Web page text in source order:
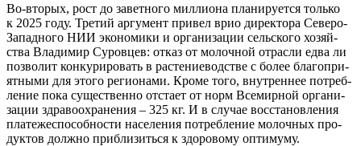
Во-вто­рых, рост до завет­но­го мил­ли­о­на пла­ни­ру­ет­ся толь­ко
к 2025 году. Тре­тий аргу­мент при­вел врио дирек­то­ра Севе­ро-
Запад­но­го НИИ эко­но­ми­ки и орга­ни­за­ции сель­ско­го хозяй­
ства Вла­ди­мир Суров­цев: отказ от молоч­ной отрас­ли едва ли
поз­во­лит кон­ку­ри­ро­вать в рас­те­ние­вод­стве с более бла­го­при­
ят­ны­ми для это­го реги­о­на­ми. Кро­ме того, внут­рен­нее потреб­
ле­ние пока суще­ствен­но отста­ет от норм Все­мир­ной орга­ни­
за­ции здра­во­охра­не­ния – 325 кг. И в слу­чае вос­ста­нов­ле­ния
пла­те­же­спо­соб­но­сти насе­ле­ния потреб­ле­ние молоч­ных про­
дук­тов долж­но при­бли­зить­ся к здо­ро­во­му оптимуму.